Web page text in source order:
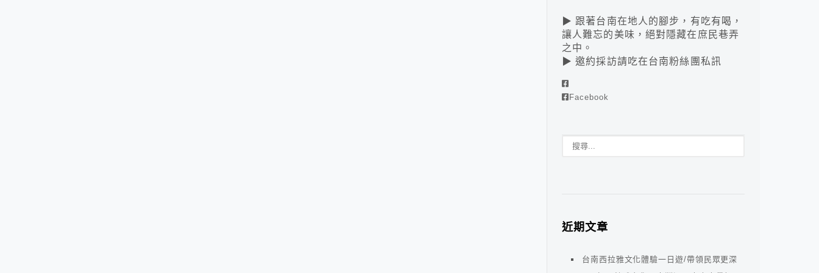
▶ 跟著台南在地人的腳步，有吃有喝，
讓人難忘的美味，絕對隱藏在庶民巷弄
之中。
▶ 邀約採訪請吃在台南粉絲團私訊
Facebook
近期文章
台南西拉雅文化體驗一日遊/帶領民眾更深